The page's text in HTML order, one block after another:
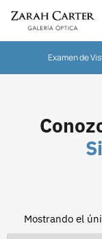
Examen de
Mostrando el